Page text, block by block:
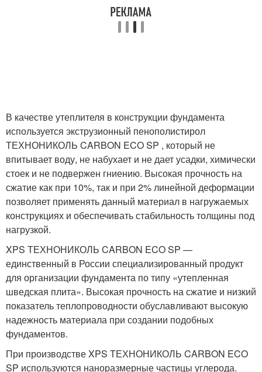
В качестве утеплителя в конструкции фундамента
используется экструзионный пенополистирол
ТЕХНОНИКОЛЬ CARBON ECO SP , который не
впитывает воду, не набухает и не дает усадки, химически
стоек и не подвержен гниению. Высокая прочность на
сжатие как при 10%, так и при 2% линейной деформации
позволяет применять данный материал в нагружаемых
конструкциях и обеспечивать стабильность толщины под
нагрузкой.
XPS ТЕХНОНИКОЛЬ CARBON ECO SP —
единственный в России специализированный продукт
для организации фундамента по типу «утепленная
шведская плита». Высокая прочность на сжатие и низкий
показатель теплопроводности обуславливают высокую
надежность материала при создании подобных
фундаментов.
При производстве XPS ТЕХНОНИКОЛЬ CARBON ECO
SP используются наноразмерные частицы углерода.